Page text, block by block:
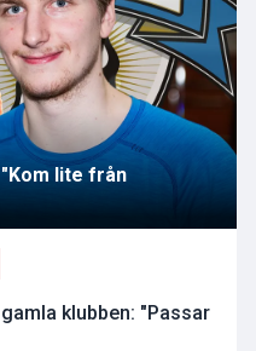
lite från
klubben: "Passar